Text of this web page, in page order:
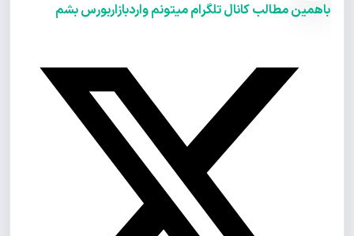
باهمین مطالب کانال تلگرام میتونم واردبازاربورس بشم